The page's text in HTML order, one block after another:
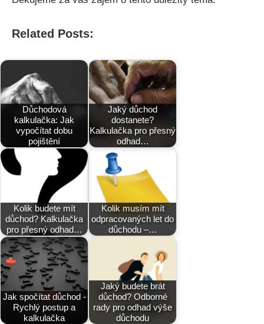
Related Posts:
Důchodová
kalkulačka: Jak
vypočítat dobu
pojištění
Jaký důchod
dostanete?
Kalkulačka pro přesný
odhad…
Kolik budete mít
důchod? Kalkulačka
pro přesný odhad…
Kolik musím mít
odpracovaných let do
důchodu –…
Jak spočítat důchod -
Rychlý postup a
kalkulačka
Jaký budete brát
důchod? Odborné
rady pro odhad výše
důchodu